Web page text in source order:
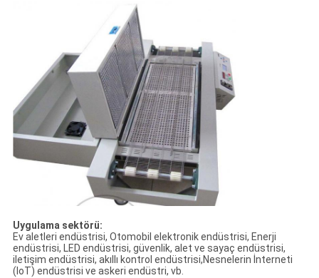
Uygulama sektörü:
Ev aletleri endüstrisi, Otomobil elektronik endüstrisi, Enerji
endüstrisi, LED endüstrisi, güvenlik, alet ve sayaç endüstrisi,
iletişim endüstrisi, akıllı kontrol endüstrisi,Nesnelerin İnterneti
(IoT) endüstrisi ve askeri endüstri, vb.